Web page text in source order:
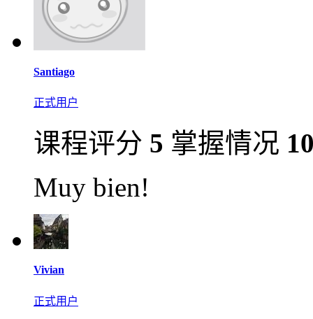
Santiago
正式用户
课程评分 5 掌握情况
Muy bien!
Vivian
正式用户